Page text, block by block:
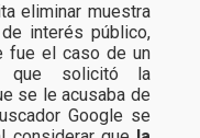
eliminar muestra
interés público,
fue el caso de un
que solicitó la
se le acusaba de
Google se